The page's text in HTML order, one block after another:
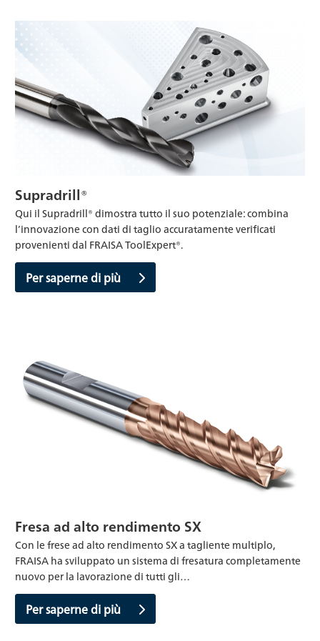
Supradrill®
Qui il Supradrill® dimostra tutto il suo potenziale: combina
l’innovazione con dati di taglio accuratamente verificati
provenienti dal FRAISA ToolExpert®.
Per saperne di più
Fresa ad alto rendimento SX
Con le frese ad alto rendimento SX a tagliente multiplo,
FRAISA ha sviluppato un sistema di fresatura completamente
nuovo per la lavorazione di tutti gli…
Per saperne di più